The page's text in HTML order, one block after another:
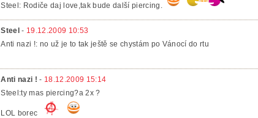
Steel: Rodiče daj love,tak bude další piercing.
Steel - 19.12.2009 10:53
Anti nazi !: no už je to tak ještě se chystám po Vánocí do rtu
Anti nazi ! - 18.12.2009 15:14
Steel:ty mas piercing?a 2x ?
LOL borec